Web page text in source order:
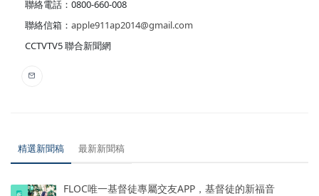
聯絡電話：0800-660-008
聯絡信箱： apple911ap2014@gmail.com
CCTVTV5 聯合新聞網
精選新聞稿 最新新聞稿
FLOC唯一基督徒專屬交友APP，基督徒的新福音